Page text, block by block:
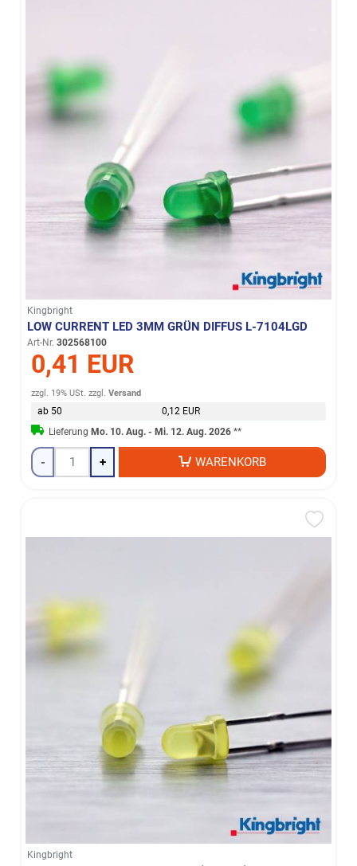
Kingbright
LOW CURRENT LED 3MM GRÜN DIFFUS L-7104LGD
Art-Nr. 302568100
0,41 EUR
zzgl. 19% USt. zzgl.Versand
ab 50
0,12 EUR
Lieferung Mo. 10. Aug. - Mi. 12. Aug. 2026 **
- + WARENKORB
Kingbright